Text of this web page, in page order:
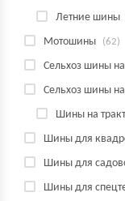
Летние шины
Мотошины (62)
Сельхоз шины
Сельхоз шины
Шины на
Шины для
Шины для
Шины для